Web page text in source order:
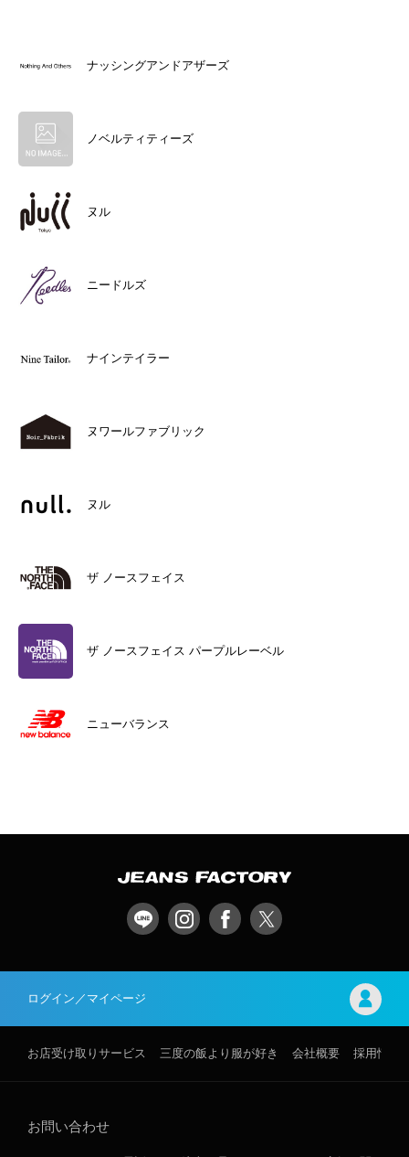
ナッシングアンドアザーズ
ノベルティティーズ
ヌル
ニードルズ
ナインテイラー
ヌワールファブリック
ヌル
ザ ノースフェイス
ザ ノースフェイス パープルレーベル
ニューバランス
ログイン／マイページ
お店受け取りサービス 三度の飯より服が好き 会社概要 採用情報
お問い合わせ